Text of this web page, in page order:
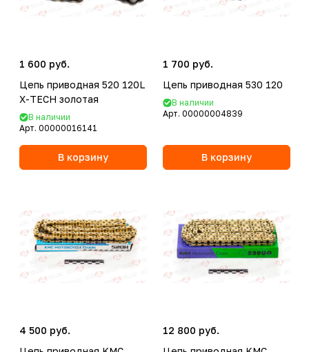
1 600 руб.
Цепь приводная 520 120L
X-TECH золотая
В наличии
Арт. 00000016141
В корзину
1 700 руб.
Цепь приводная 530 120
В наличии
Арт. 00000004839
В корзину
4 500 руб.
12 800 руб.